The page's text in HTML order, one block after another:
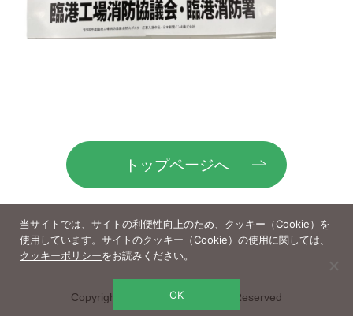
トップページへ
Copyright(c)nissin-ink. All Rights Reserved
当サイトでは、サイトの利便性向上のため、クッキー（Cookie）を
使用しています。サイトのクッキー（Cookie）の使用に関しては、
クッキーポリシーをお読みください。
OK